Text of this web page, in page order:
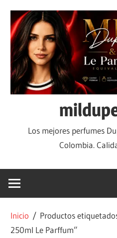
Los mejores perfumes
Colombia.
Inicio / Productos
250ml Le Parffum”